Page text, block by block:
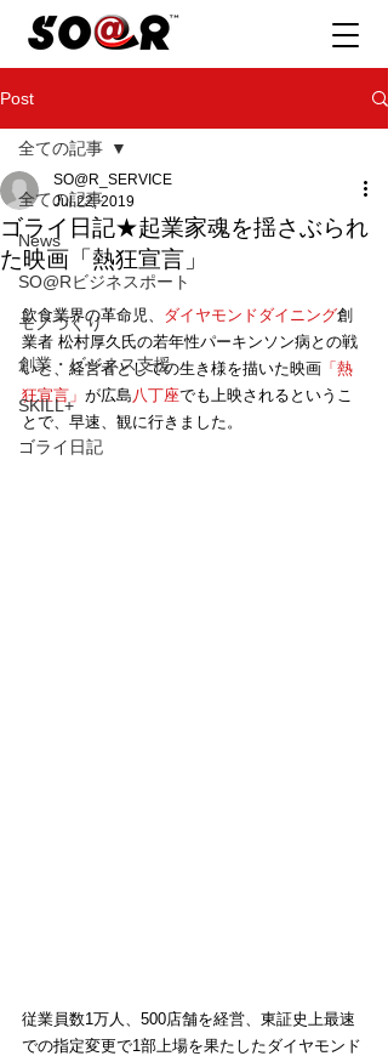
Post
全ての記事
News
SO@Rビジネスポート
モノづくり
創業・ビジネス支援
SKILL+
ゴライ日記
全ての記事
ゴライ日記★起業家魂を揺さぶられ
た映画「熱狂宣言」
SO@R_SERVICE
Jul 22, 2019
飲食業界の革命児、 ダイヤモンドダイニング創
業者 松村厚久氏の若年性パーキンソン病との戦
いと、経営者としての生き様を描いた映画 「熱
狂宣言」 が広島八丁座でも上映されるというこ
とで、早速、観に行きました。
従業員数1万人、500店舗を経営、東証史上最速
での指定変更で1部上場を果たしたダイヤモンド